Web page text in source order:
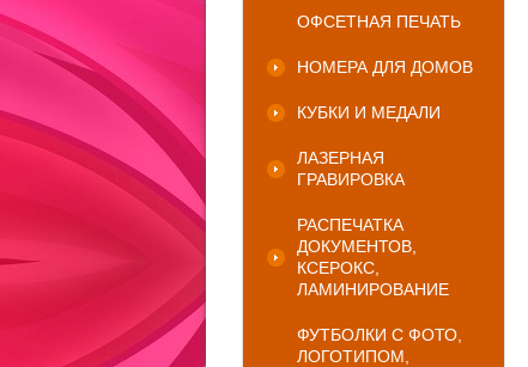
ОФСЕТНАЯ ПЕЧАТЬ
НОМЕРА ДЛЯ ДОМОВ
КУБКИ И МЕДАЛИ
ЛАЗЕРНАЯ
ГРАВИРОВКА
РАСПЕЧАТКА
ДОКУМЕНТОВ,
КСЕРОКС,
ЛАМИНИРОВАНИЕ
ФУТБОЛКИ С ФОТО,
ЛОГОТИПОМ,